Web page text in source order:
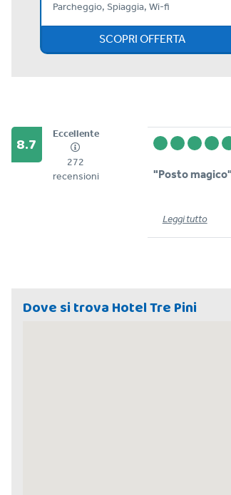
Parcheggio, Spiaggia, Wi-fi
SCOPRI OFFERTA
8.7 Eccellente
272
recensioni
"Posto magico"
Leggi tutto
Dove si trova Hotel Tre Pini